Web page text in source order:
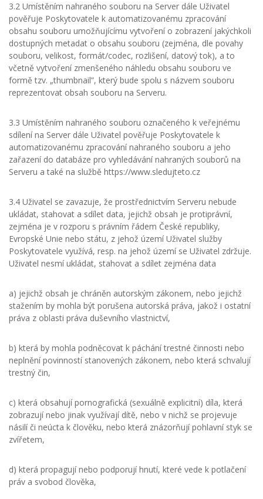
3.2 Umístěním nahraného souboru na Server dále Uživatel
pověřuje Poskytovatele k automatizovanému zpracování
obsahu souboru umožňujícímu vytvoření o zobrazení jakýchkoli
dostupných metadat o obsahu souboru (zejména, dle povahy
souboru, velikost, formát/codec, rozlišení, datový tok), a to
včetně vytvoření zmenšeného náhledu obsahu souboru ve
formě tzv. „thumbnail”, který bude spolu s názvem souboru
reprezentovat obsah souboru na Serveru.
3.3 Umístěním nahraného souboru označeného k veřejnému
sdílení na Server dále Uživatel pověřuje Poskytovatele k
automatizovanému zpracování nahraného souboru a jeho
zařazení do databáze pro vyhledávání nahraných souborů na
Serveru a také na službě https://www.sledujteto.cz
3.4 Uživatel se zavazuje, že prostřednictvím Serveru nebude
ukládat, stahovat a sdílet data, jejichž obsah je protiprávní,
zejména je v rozporu s právním řádem České republiky,
Evropské Unie nebo státu, z jehož území Uživatel služby
Poskytovatele využívá, resp. na jehož území se Uživatel zdržuje.
Uživatel nesmí ukládat, stahovat a sdílet zejména data
a) jejichž obsah je chráněn autorským zákonem, nebo jejichž
stažením by mohla být porušena autorská práva, jakož i ostatní
práva z oblasti práva duševního vlastnictví,
b) která by mohla podněcovat k páchání trestné činnosti nebo
neplnění povinností stanovených zákonem, nebo která schvalují
trestný čin,
c) která obsahují pornografická (sexuálně explicitní) díla, která
zobrazují nebo jinak využívají dítě, nebo v nichž se projevuje
násilí či neúcta k člověku, nebo která znázorňují pohlavní styk se
zvířetem,
d) která propagují nebo podporují hnutí, které vede k potlačení
práv a svobod člověka,